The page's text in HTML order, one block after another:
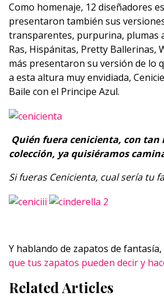
Como homenaje, 12 diseñadores
presentaron también sus
transparentes, purpurina, plumas
Ras, Hispánitas, Pretty Ballerinas,
más presentaron su versión de lo
a esta altura muy envidiada,
Baile con el Principe Azul.
Quién fuera cenicienta, con tan
colección, ya quisiéramos
Si fueras Cenicienta, cual sería tu
Y hablando de zapatos de fantasía,
que tus zapatos pueden decir y
Related Articles